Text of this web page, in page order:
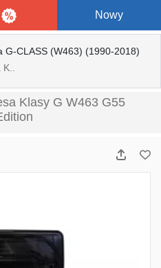
Nowy
G-CLASS (W463) (1990-2018)
Klasy G W463 G55